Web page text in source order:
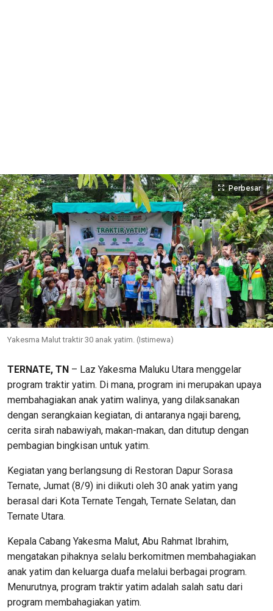
Perbesar
Yakesma Malut traktir 30 anak yatim. (Istimewa)
TERNATE, TN – Laz Yakesma Maluku Utara menggelar
program traktir yatim. Di mana, program ini merupakan upaya
membahagiakan anak yatim walinya, yang dilaksanakan
dengan serangkaian kegiatan, di antaranya ngaji bareng,
cerita sirah nabawiyah, makan-makan, dan ditutup dengan
pembagian bingkisan untuk yatim.
Kegiatan yang berlangsung di Restoran Dapur Sorasa
Ternate, Jumat (8/9) ini diikuti oleh 30 anak yatim yang
berasal dari Kota Ternate Tengah, Ternate Selatan, dan
Ternate Utara.
Kepala Cabang Yakesma Malut, Abu Rahmat Ibrahim,
mengatakan pihaknya selalu berkomitmen membahagiakan
anak yatim dan keluarga duafa melalui berbagai program.
Menurutnya, program traktir yatim adalah salah satu dari
program membahagiakan yatim.